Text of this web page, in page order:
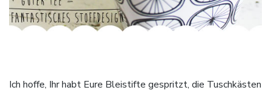
Ich hoffe, Ihr habt Eure Bleistifte gespritzt, die Tuschkästen